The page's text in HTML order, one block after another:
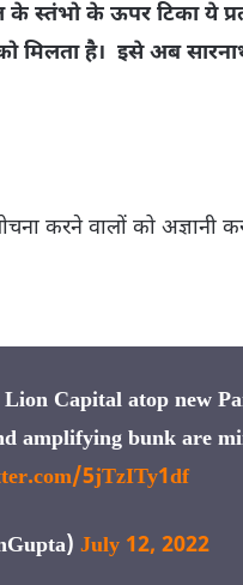
के स्तंभो के ऊपर टिका ये
मिलता है। इसे अब
करने वालों को अज्ञानी
Lion Capital atop new
amplifying bunk are
5jTzITy1df
July 12, 2022